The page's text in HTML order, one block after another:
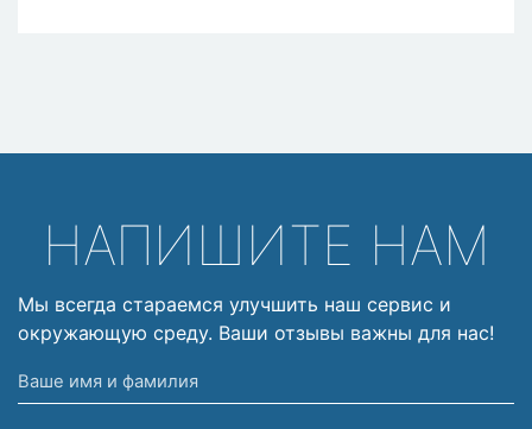
НАПИШИТЕ НАМ
Мы всегда стараемся улучшить наш сервис и
окружающую среду. Ваши отзывы важны для нас!
Ваше
имя